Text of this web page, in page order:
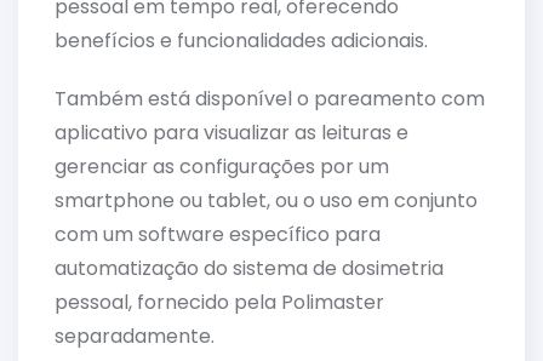
pessoal em tempo real, oferecendo
benefícios e funcionalidades adicionais.
Também está disponível o pareamento com
aplicativo para visualizar as leituras e
gerenciar as configurações por um
smartphone ou tablet, ou o uso em conjunto
com um software específico para
automatização do sistema de dosimetria
pessoal, fornecido pela Polimaster
separadamente.